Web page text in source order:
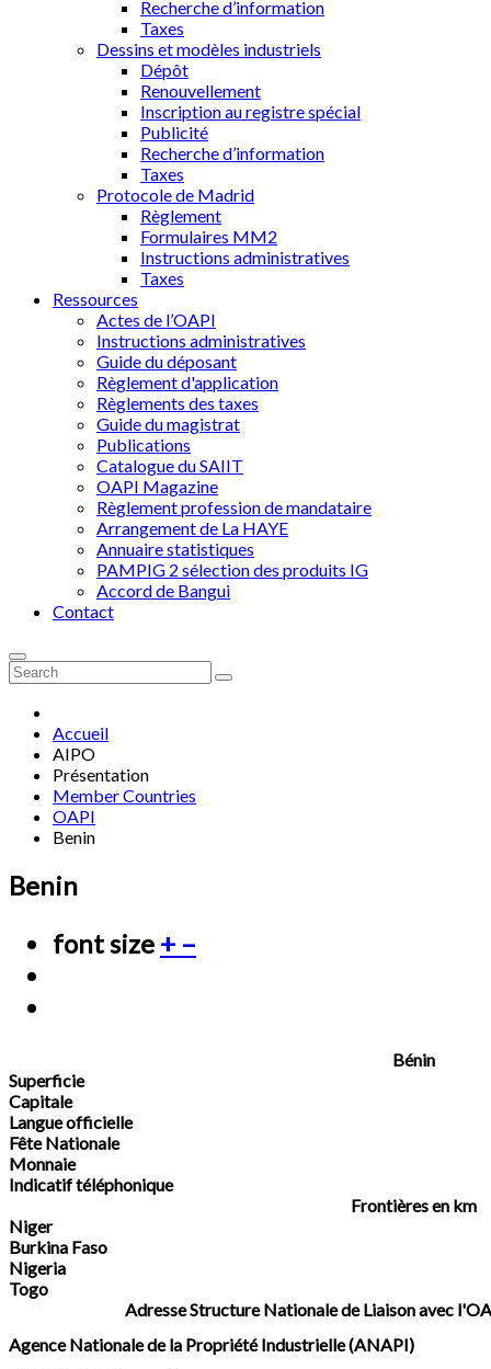
Recherche d’information
Taxes
Dessins et modèles industriels
Dépôt
Renouvellement
Inscription au registre spécial
Publicité
Recherche d’information
Taxes
Protocole de Madrid
Règlement
Formulaires MM2
Instructions administratives
Taxes
Ressources
Actes de l’OAPI
Instructions administratives
Guide du déposant
Règlement d'application
Règlements des taxes
Guide du magistrat
Publications
Catalogue du SAIIT
OAPI Magazine
Règlement profession de mandataire
Arrangement de La HAYE
Annuaire statistiques
PAMPIG 2 sélection des produits IG
Accord de Bangui
Contact
Accueil
AIPO
Présentation
Member Countries
OAPI
Benin
Benin
font size + –
Bénin
Superficie
Capitale
Langue officielle
Fête Nationale
Monnaie
Indicatif téléphonique
Frontières en km
Niger
Burkina Faso
Nigeria
Togo
Adresse Structure Nationale de Liaison avec
Agence Nationale de la Propriété Industrielle (ANAPI)